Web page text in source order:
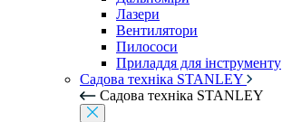
Лазери
Вентилятори
Пилососи
Приладдя для інструменту
Садова техніка STANLEY
Садова техніка STANLEY